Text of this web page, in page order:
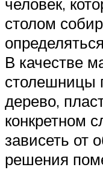
столом
В качестве
столешницы
дерево,
конкретном
зависеть от
решения